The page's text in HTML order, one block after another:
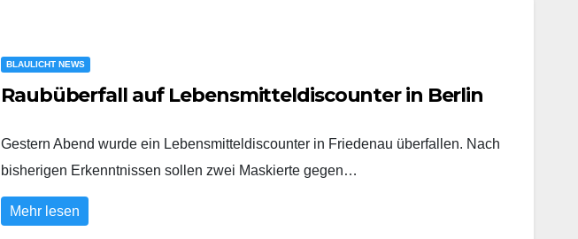
BLAULICHT NEWS
Raubüberfall auf Lebensmitteldiscounter in Berlin
Gestern Abend wurde ein Lebensmitteldiscounter in Friedenau überfallen. Nach
bisherigen Erkenntnissen sollen zwei Maskierte gegen…
Mehr lesen